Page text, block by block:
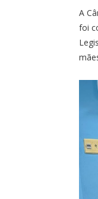
A
foi